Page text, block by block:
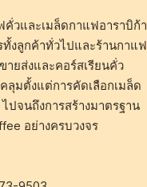
วและเมล็ดกาแฟอาราบิก้า
งลูกค้าทั่วไปและร้านกาแฟ
ายส่งและคอร์สเรียนคั่ว
มตั้งแต่การคัดเลือกเมล็ด
ปจนถึงการสร้างมาตรฐาน
อย่างครบวงจร